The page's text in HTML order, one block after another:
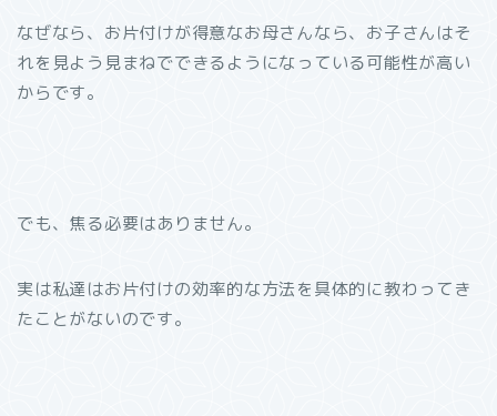
なぜなら、お片付けが得意なお母さんなら、お子さんはそ
れを見よう見まねでできるようになっている可能性が高い
からです。
でも、焦る必要はありません。
実は私達はお片付けの効率的な方法を具体的に教わってき
たことがないのです。